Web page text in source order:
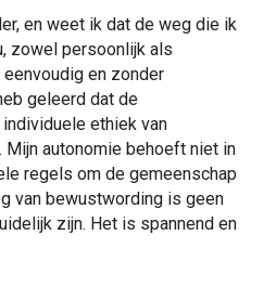
en weet ik dat de weg die ik
zowel persoonlijk als
en zonder
geleerd dat de
ethiek van
autonomie behoeft niet in
regels om de gemeenschap
van bewustwording is geen
zijn. Het is spannend en